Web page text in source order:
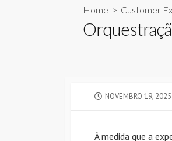
Home > Customer
PUBLISHED
NOVEMBRO 19, 2025
À medida que a